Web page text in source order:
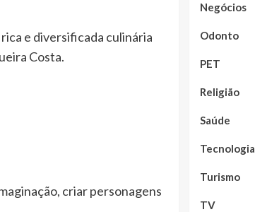
e diversificada culinária
Costa.
criar personagens
Negócios
Odonto
PET
Religião
Saúde
Tecnologia
Turismo
TV